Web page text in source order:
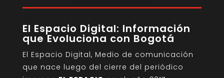
El Espacio Digital: Información
que Evoluciona con Bogotá
El Espacio Digital, Medio de comunicación
que nace luego del cierre del periódico